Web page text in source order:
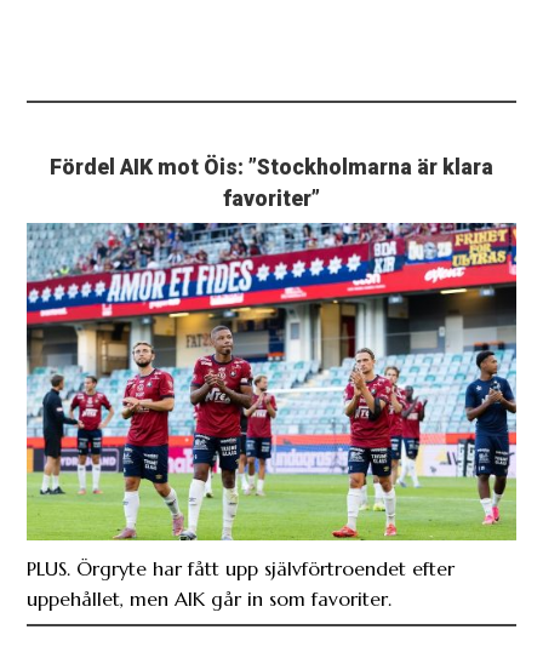
Fördel AIK mot Öis: ”Stockholmarna är klara
favoriter”
PLUS. Örgryte har fått upp självförtroendet efter
uppehållet, men AIK går in som favoriter.